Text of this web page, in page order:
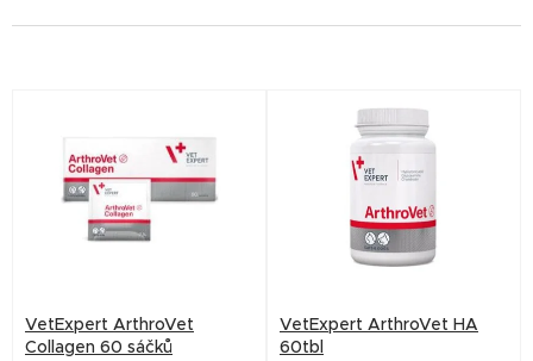
o
VetExpert ArthroVet
Collagen 60 sáčků
VetExpert ArthroVet HA
60tbl